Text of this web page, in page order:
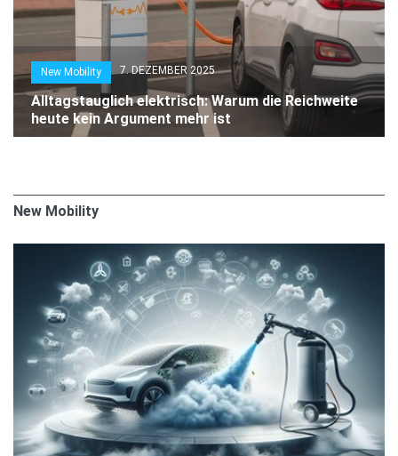
New Mobility 7. DEZEMBER 2025
Alltagstauglich elektrisch: Warum die Reichweite
heute kein Argument mehr ist
New Mobility